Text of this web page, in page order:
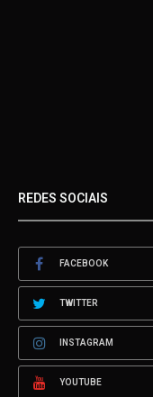
REDES SOCIAIS
FACEBOOK
TWITTER
INSTAGRAM
YOUTUBE